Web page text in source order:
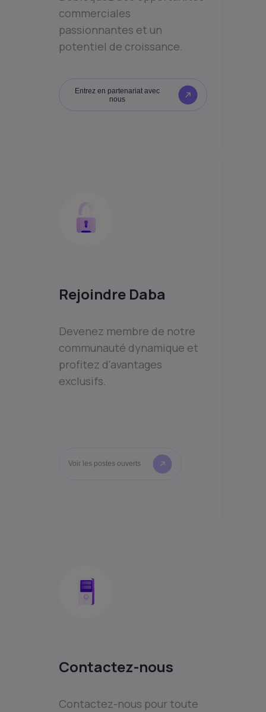
commerciales
passionnantes et un
potentiel de croissance.
Entrez en partenariat avec
nous
Rejoindre Daba
Devenez membre de notre
communauté dynamique et
profitez d'avantages
exclusifs.
Voir les postes ouverts
Contactez-nous
Contactez-nous pour toute